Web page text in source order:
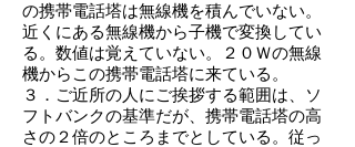
の携帯電話塔は無線機を積んでいない。
近くにある無線機から子機で変換してい
る。数値は覚えていない。２０Ｗの無線
機からこの携帯電話塔に来ている。
３．ご近所の人にご挨拶する範囲は、ソ
フトバンクの基準だが、携帯電話塔の高
さの２倍のところまでとしている。従っ